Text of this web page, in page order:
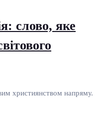
слово, яке
християнством напряму.